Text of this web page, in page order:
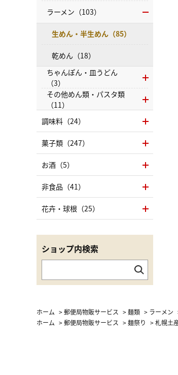
ラーメン（103）
生めん・半生めん（85）
乾めん（18）
ちゃんぽん・皿うどん
（3）
その他めん類・パスタ類
（11）
調味料（24）
菓子類（247）
お酒（5）
非食品（41）
花卉・球根（25）
ショップ内検索
ホーム >郵便局物販サービス >麺類 > ラーメン
ホーム >郵便局物販サービス >麺祭り >札幌土